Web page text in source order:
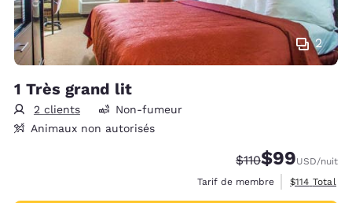
2
1 Très grand lit
2 clients
Non-fumeur
Animaux non autorisés
Tarif barré :
$110Tarif réduit :
$99USD/nuit
Tarif de membre
Afficher les
$114 Total